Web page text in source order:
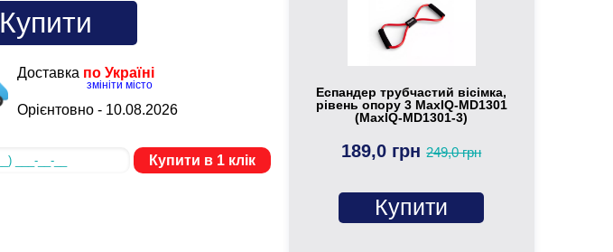
Купити
Доставка по Україні
змініти місто
Орієнтовно - 10.08.2026
Купити в 1 клік
Еспандер трубчастий вісімка,
рівень опору 3 MaxIQ-MD1301
(MaxIQ-MD1301-3)
189,0 грн249,0 грн
Купити